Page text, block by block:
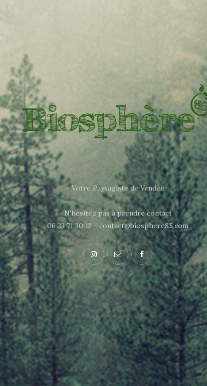
Votre Paysagiste de Vendée
N'hésitez pas à prendre contact
06 33 71 30 12 - contact@biosphere85.com